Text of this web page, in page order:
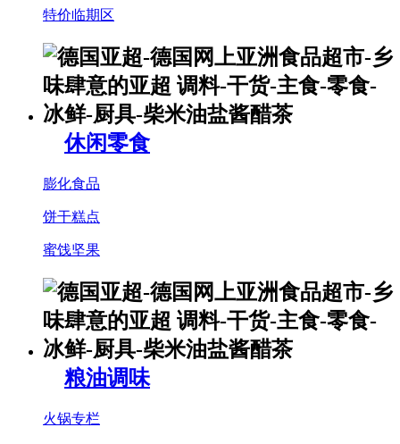
特价临期区
休闲零食
膨化食品
饼干糕点
蜜饯坚果
粮油调味
火锅专栏